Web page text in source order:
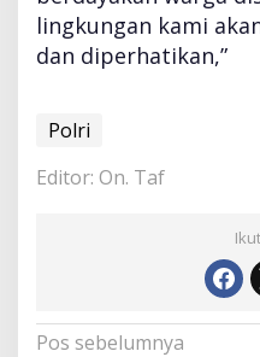
lingkungan kami
dan diperhatikan,”
Polri
Editor: On. Taf
N
Pos sebelumnya